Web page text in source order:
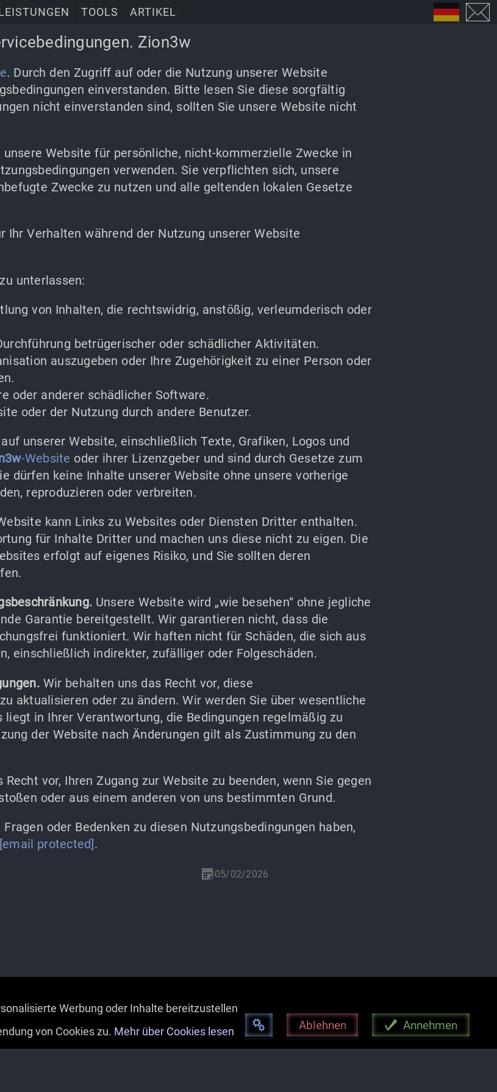
LEISTUNGEN TOOLS ARTIKEL
Zion3w
. Durch den Zugriff auf oder die Nutzung unserer Website
einverstanden. Bitte lesen Sie diese sorgfältig
nicht einverstanden sind, sollten Sie unsere Website nicht
unsere Website für persönliche, nicht-kommerzielle Zwecke in
verwenden. Sie verpflichten sich, unsere
Zwecke zu nutzen und alle geltenden lokalen Gesetze
Ihr Verhalten während der Nutzung unserer Website
unterlassen:
von Inhalten, die rechtswidrig, anstößig, verleumderisch oder
betrügerischer oder schädlicher Aktivitäten.
auszugeben oder Ihre Zugehörigkeit zu einer Person oder
oder anderer schädlicher Software.
oder der Nutzung durch andere Benutzer.
unserer Website, einschließlich Texte, Grafiken, Logos und
-Website oder ihrer Lizenzgeber und sind durch Gesetze zum
dürfen keine Inhalte unserer Website ohne unsere vorherige
reproduzieren oder verbreiten.
kann Links zu Websites oder Diensten Dritter enthalten.
für Inhalte Dritter und machen uns diese nicht zu eigen. Die
erfolgt auf eigenes Risiko, und Sie sollten deren
Unsere Website wird „wie besehen“ ohne jegliche
Garantie bereitgestellt. Wir garantieren nicht, dass die
funktioniert. Wir haften nicht für Schäden, die sich aus
einschließlich indirekter, zufälliger oder Folgeschäden.
Wir behalten uns das Recht vor, diese
aktualisieren oder zu ändern. Wir werden Sie über wesentliche
in Ihrer Verantwortung, die Bedingungen regelmäßig zu
der Website nach Änderungen gilt als Zustimmung zu den
vor, Ihren Zugang zur Website zu beenden, wenn Sie gegen
oder aus einem anderen von uns bestimmten Grund.
Fragen oder Bedenken zu diesen Nutzungsbedingungen haben,
[email protected] .
05/02/2026
Werbung oder Inhalte bereitzustellen
von Cookies zu. Mehr über Cookies lesen Ablehnen Annehmen